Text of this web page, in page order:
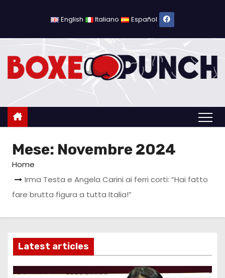
c
o
English Italiano Español
Mese: Novembre 2024
Home
Irma Testa e Angela Carini ai ferri corti: “Hai fatto
fare brutta figura a tutta Italia!”
Latest articles